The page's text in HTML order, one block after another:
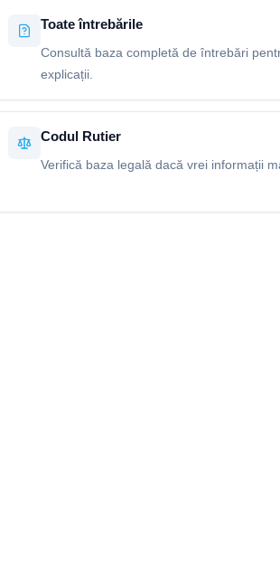
Toate întrebările
Consultă baza completă de întrebări
explicații.
Codul Rutier
Verifică baza legală dacă vrei informații